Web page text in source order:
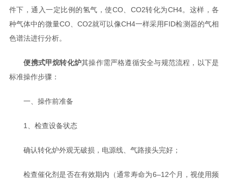
件下，通入一定比例的氢气，使CO、CO2转化为CH4。这样，各
种气体中的微量CO、CO2就可以像CH4一样采用FID检测器的气相
色谱法进行分析。
便携式甲烷转化炉其操作需严格遵循安全与规范流程，以下是
标准操作步骤：
一、操作前准备
1、检查设备状态
确认转化炉外观无破损，电源线、气路接头完好；
检查催化剂是否在有效期内（通常寿命为6–12个月，视使用频